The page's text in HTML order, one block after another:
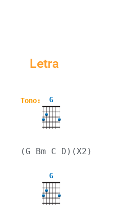
Letra
Tono: G
(G Bm C D)(X2)
G